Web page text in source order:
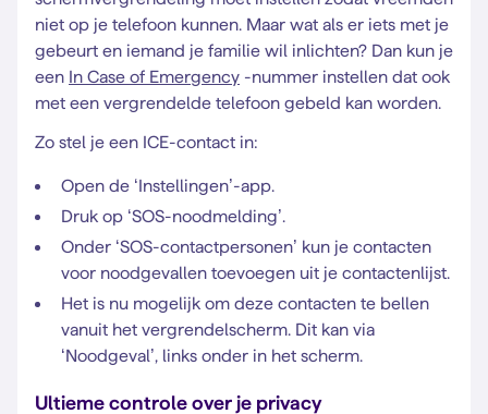
niet op je telefoon kunnen. Maar wat als er iets met je
gebeurt en iemand je familie wil inlichten? Dan kun je
een In Case of Emergency -nummer instellen dat ook
met een vergrendelde telefoon gebeld kan worden.
Zo stel je een ICE-contact in:
Open de ‘Instellingen’-app.
Druk op ‘SOS-noodmelding’.
Onder ‘SOS-contactpersonen’ kun je contacten
voor noodgevallen toevoegen uit je contactenlijst.
Het is nu mogelijk om deze contacten te bellen
vanuit het vergrendelscherm. Dit kan via
‘Noodgeval’, links onder in het scherm.
Ultieme controle over je privacy